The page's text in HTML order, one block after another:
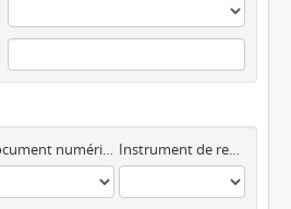
Document numérisé disponible Instrument de recherche